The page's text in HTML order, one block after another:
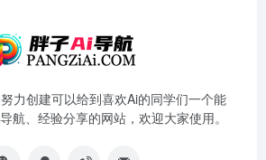
力创建可以给到喜欢Ai的同学们一个能
航、经验分享的网站，欢迎大家使用。